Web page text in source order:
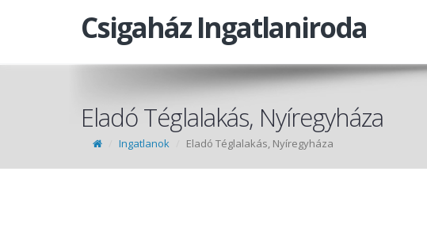
Csigaház Ingatlaniroda
Eladó Téglalakás, Nyíregyháza
Ingatlanok Eladó Téglalakás, Nyíregyháza